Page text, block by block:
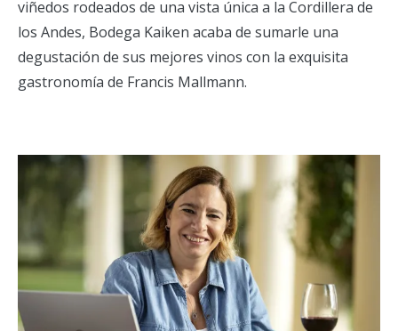
viñedos rodeados de una vista única a la Cordillera de
los Andes, Bodega Kaiken acaba de sumarle una
degustación de sus mejores vinos con la exquisita
gastronomía de Francis Mallmann.